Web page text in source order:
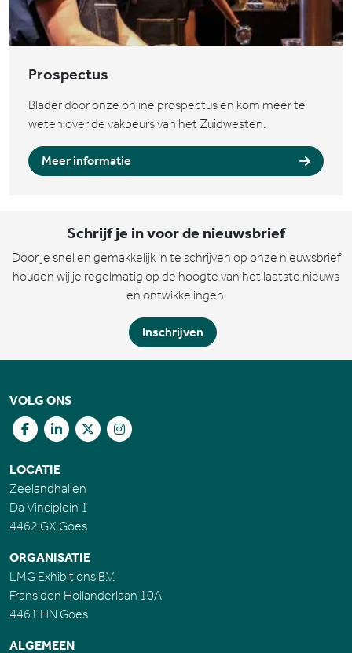
Prospectus
Blader door onze online prospectus en kom meer te
weten over de vakbeurs van het Zuidwesten.
Meer informatie
Schrijf je in voor de nieuwsbrief
Door je snel en gemakkelijk in te schrijven op onze nieuwsbrief
houden wij je regelmatig op de hoogte van het laatste nieuws
en ontwikkelingen.
Inschrijven
VOLG ONS
LOCATIE
Zeelandhallen
Da Vinciplein 1
4462 GX Goes
ORGANISATIE
LMG Exhibitions B.V.
Frans den Hollanderlaan 10A
4461 HN Goes
ALGEMEEN